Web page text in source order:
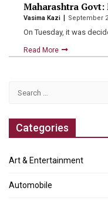
Maharashtra
Vasima Kazi September
On Tuesday, it was
Read More
Categories
Art & Entertainment
Automobile